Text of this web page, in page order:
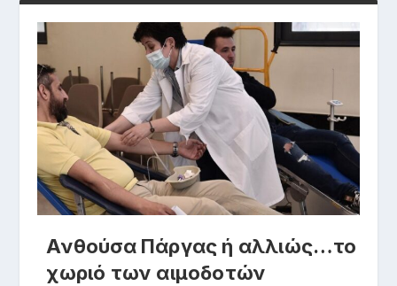
Ανθούσα Πάργας ή αλλιώς…το
χωριό των αιμοδοτών